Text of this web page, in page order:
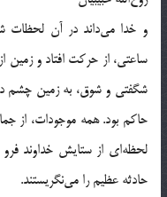
و خدا می‌داند در آن لحظات
ساعتی، از حرکت افتاد و زمین
شگفتی و شوق، به زمین چشم
حاکم بود. همه موجودات، از
لحظه‌ای از ستایش خداوند فرو
حادثه عظیم را می‌نگریستند.